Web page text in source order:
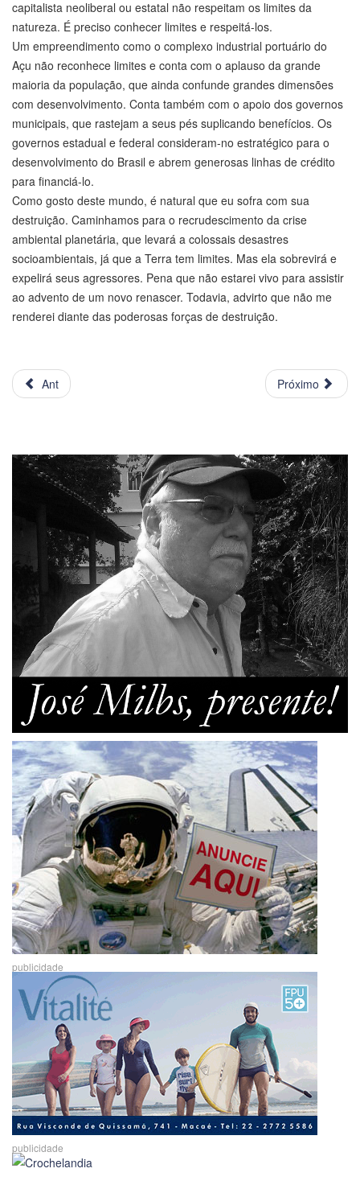
capitalista neoliberal ou estatal não respeitam os limites da
natureza. É preciso conhecer limites e respeitá-los.
Um empreendimento como o complexo industrial portuário do
Açu não reconhece limites e conta com o aplauso da grande
maioria da população, que ainda confunde grandes dimensões
com desenvolvimento. Conta também com o apoio dos governos
municipais, que rastejam a seus pés suplicando benefícios. Os
governos estadual e federal consideram-no estratégico para o
desenvolvimento do Brasil e abrem generosas linhas de crédito
para financiá-lo.
Como gosto deste mundo, é natural que eu sofra com sua
destruição. Caminhamos para o recrudescimento da crise
ambiental planetária, que levará a colossais desastres
socioambientais, já que a Terra tem limites. Mas ela sobrevirá e
expelirá seus agressores. Pena que não estarei vivo para assistir
ao advento de um novo renascer. Todavia, advirto que não me
renderei diante das poderosas forças de destruição.
Ant Próximo
publicidade
publicidade